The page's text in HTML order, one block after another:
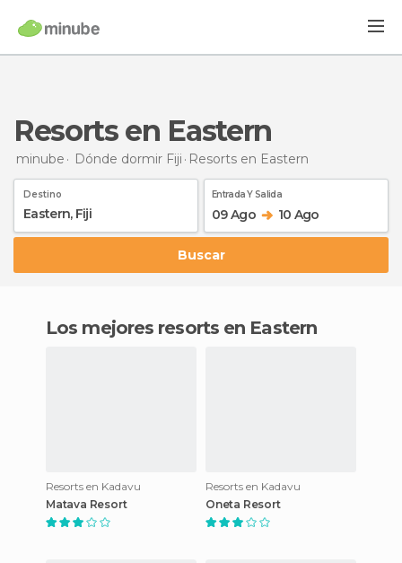
Resorts en Eastern
minube Dónde dormir Fiji Resorts en Eastern
Destino Entrada Y Salida
09 Ago 10 Ago
Buscar
Los mejores resorts en Eastern
Resorts en Kadavu
Matava Resort
Resorts en Kadavu
Oneta Resort